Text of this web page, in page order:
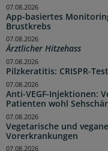
App-basiertes
Brustkrebs
07.08.2026
Ärztlicher Hitzehass
07.08.2026
Pilzkeratitis: CRISPR-
07.08.2026
Anti-VEGF-Injektionen:
Patienten wohl
07.08.2026
Vegetarische und
Vorerkrankungen
07.08.2026
07.08.2026